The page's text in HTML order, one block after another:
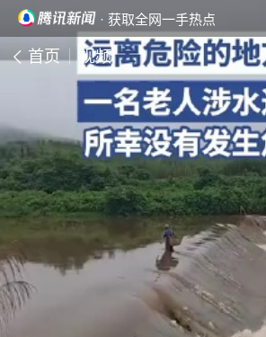
· 获取全网一手热点
首页 视频